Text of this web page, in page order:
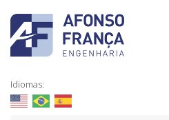
Idiomas: